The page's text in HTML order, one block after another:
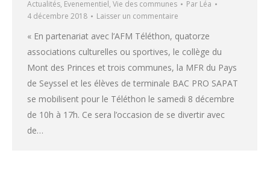
Actualités, Evenementiel, Vie des communes Par Léa
4 décembre 2018
Laisser un commentaire
« En partenariat avec l’AFM Téléthon, quatorze
associations culturelles ou sportives, le collège du
Mont des Princes et trois communes, la MFR du Pays
de Seyssel et les élèves de terminale BAC PRO SAPAT
se mobilisent pour le Téléthon le samedi 8 décembre
de 10h à 17h. Ce sera l’occasion de se divertir avec
de…